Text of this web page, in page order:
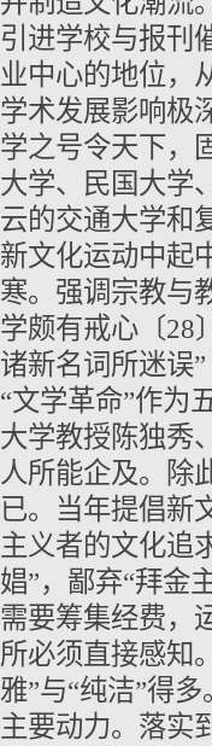
引进学校与报刊
业中心的地位，
学术发展影响极
学之号令天下，
大学、民国大学
云的交通大学和
新文化运动中起
寒。强调宗教与
学颇有戒心〔28
诸新名词所迷误
“文学革命”作为
大学教授陈独秀
人所能企及。除
已。当年提倡新
主义者的文化追
娼”，鄙弃“拜金
需要筹集经费，
所必须直接感知
雅”与“纯洁”得
主要动力。落实